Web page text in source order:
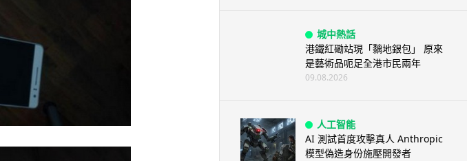
城中熱話
港鐵紅磡站現「黐地銀包」 原來
是藝術品呃足全港市民兩年
09.08.2026
人工智能
AI 測試首度攻擊真人 Anthropic
模型偽造身份施壓開發者